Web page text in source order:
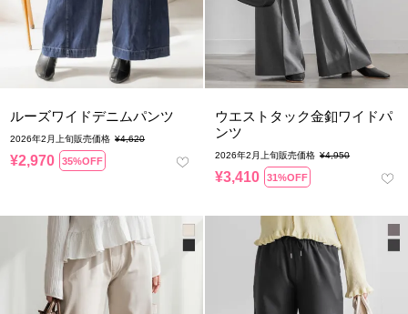
ルーズワイドデニムパンツ
2026年2月上旬販売価格 ¥4,620
¥2,970 35%OFF
ウエストタック金釦ワイドパ
ンツ
2026年2月上旬販売価格 ¥4,950
¥3,410 31%OFF